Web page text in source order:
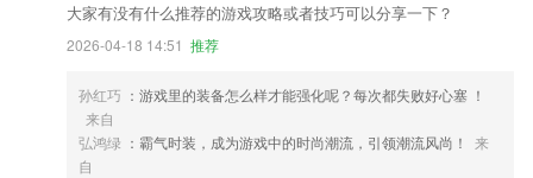
大家有没有什么推荐的游戏攻略或者技巧可以分享一下？
2026-04-18 14:51 推荐
孙红巧 ：游戏里的装备怎么样才能强化呢？每次都失败好心塞 ！
来自
弘鸿绿 ：霸气时装，成为游戏中的时尚潮流，引领潮流风尚！
来
自